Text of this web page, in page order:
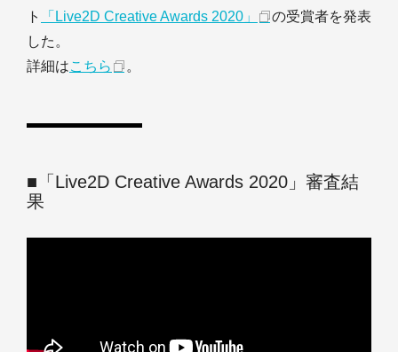
ト
「Live2D Creative Awards 2020」
の受賞者を発表
した。
詳細はこちら 。
■「Live2D Creative Awards 2020」審査結
果